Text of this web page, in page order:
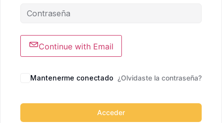
Continue with Email
Mantenerme conectado ¿Olvidaste la contraseña?
Acceder